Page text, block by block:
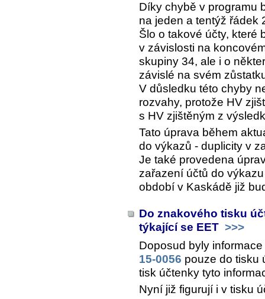
Díky chybě v programu
na jeden a tentýž řádek
Šlo o takové účty, které
v závislosti na
skupiny 34, ale i o
závislé na svém
V důsledku této chyby
rozvahy, protože HV
s HV zjištěným z
Tato úprava během
do výkazů - duplicity v
Je také provedena
zařazení účtů do
období v Kaskádě již
Do znakového tisku
týkající se EET >>>
Doposud byly
15-0056 pouze do tisku
tisk účtenky tyto
Nyní již figurují i v tisku